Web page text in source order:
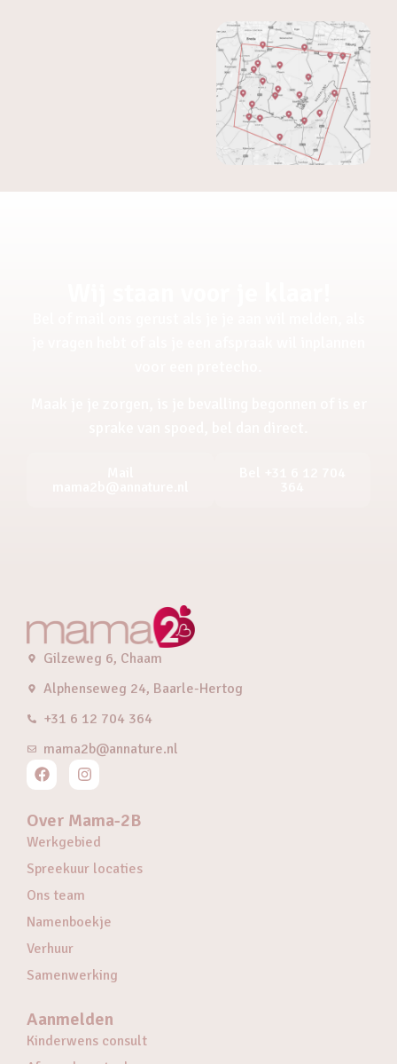
Gilzeweg 6, Chaam
Alphenseweg 24, Baarle-Hertog
+31 6 12 704 364
mama2b@annature.nl
Over Mama-2B
Werkgebied
Spreekuur locaties
Ons team
Namenboekje
Verhuur
Samenwerking
Aanmelden
Kinderwens consult